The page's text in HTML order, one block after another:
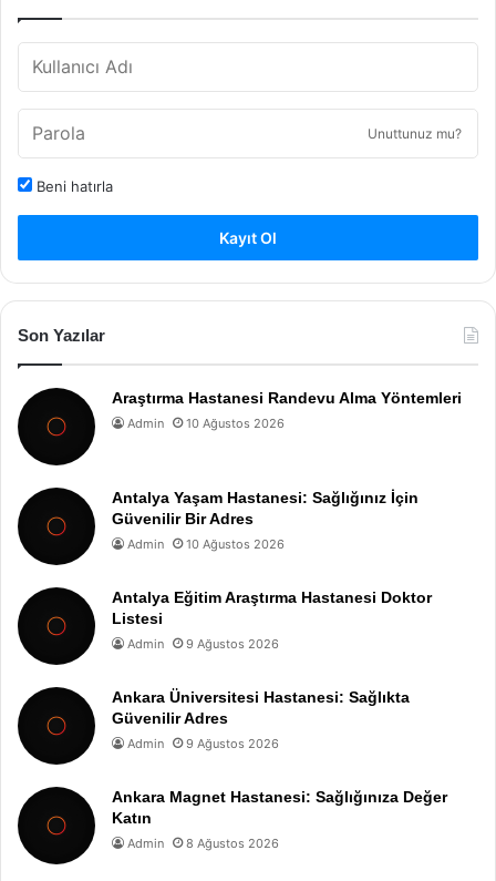
Unuttunuz mu?
Beni hatırla
Kayıt Ol
Son Yazılar
Araştırma Hastanesi Randevu Alma Yöntemleri
Admin 10 Ağustos 2026
Antalya Yaşam Hastanesi: Sağlığınız İçin
Güvenilir Bir Adres
Admin 10 Ağustos 2026
Antalya Eğitim Araştırma Hastanesi Doktor
Listesi
Admin 9 Ağustos 2026
Ankara Üniversitesi Hastanesi: Sağlıkta
Güvenilir Adres
Admin 9 Ağustos 2026
Ankara Magnet Hastanesi: Sağlığınıza Değer
Katın
Admin 8 Ağustos 2026